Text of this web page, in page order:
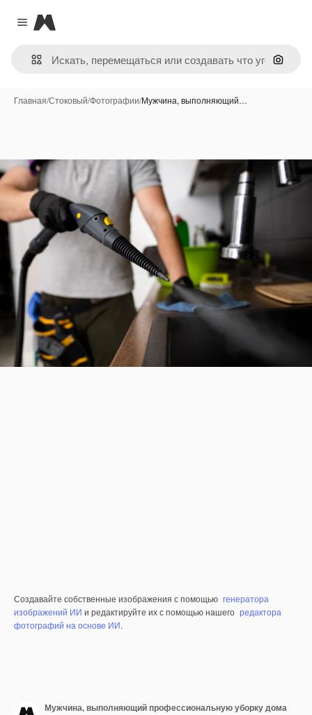
Close menu
Magnific
Поиск
Главная/Стоковый/Фотографии/Мужчина, выполняющий…
Создавайте собственные изображения с помощью генератора
изображений ИИ и редактируйте их с помощью нашего редактора
фотографий на основе ИИ.
Мужчина, выполняющий профессиональную уборку дома